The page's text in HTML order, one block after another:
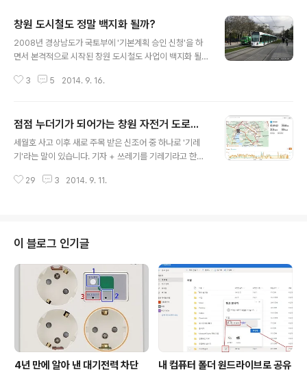
창원 도시철도 정말 백지화 될까?
2008년 경상남도가 국토부에 '기본계획 승인 신청'을 하
면서 본격적으로 시작된 창원 도시철도 사업이 백지화 될
도사업에 대해서도 신중하게 접근"을 여러 차례 강조하였
성급한 일부 언론에서는 안상수 시장 취임 직후에 "창원도
시철도 사업이 백지화"되었다는 보도를 내놓기도 하였지
만, 신중한 재검토가 이루어지고 있는 것이 사실인 모양입
보이기도 합니다. 시민단체들은 2008년 이전에 기본계획
3 5 2014. 9. 16.
점점 누더기가 되어가는 창원 자전거 도로...
세월호 사고 이후 새로 주목 받은 신조어 중 하나로 '기레
기'라는 말이 있습니다. 기자 + 쓰레기를 기레기라고 한다
라고 할 수 있겠지요. 가만히 생각해보면 '기레기'들도 처음
기 걸레가 되어가는 것이 있는데 바로 자전거 도로입니다.
잘 아시다시피 창원시 자전거 도로는 지금처럼 '자전거 타
기'를 강조하지 않았던 시절에 그 골격이 만들어졌습니다.
이미 30~40년 전에 창원시가 이른바 계획 도시로 개발 될
때부터 지금 있는 자전거 도로들이 만들어졌습니다. 물론
그후 30여 년 동안은 자전..
29 3 2014. 9. 11.
이 블로그 인기글
4년 만에 알아 낸 대기전력 차단
내 컴퓨터 폴더 원드라이브로 공유